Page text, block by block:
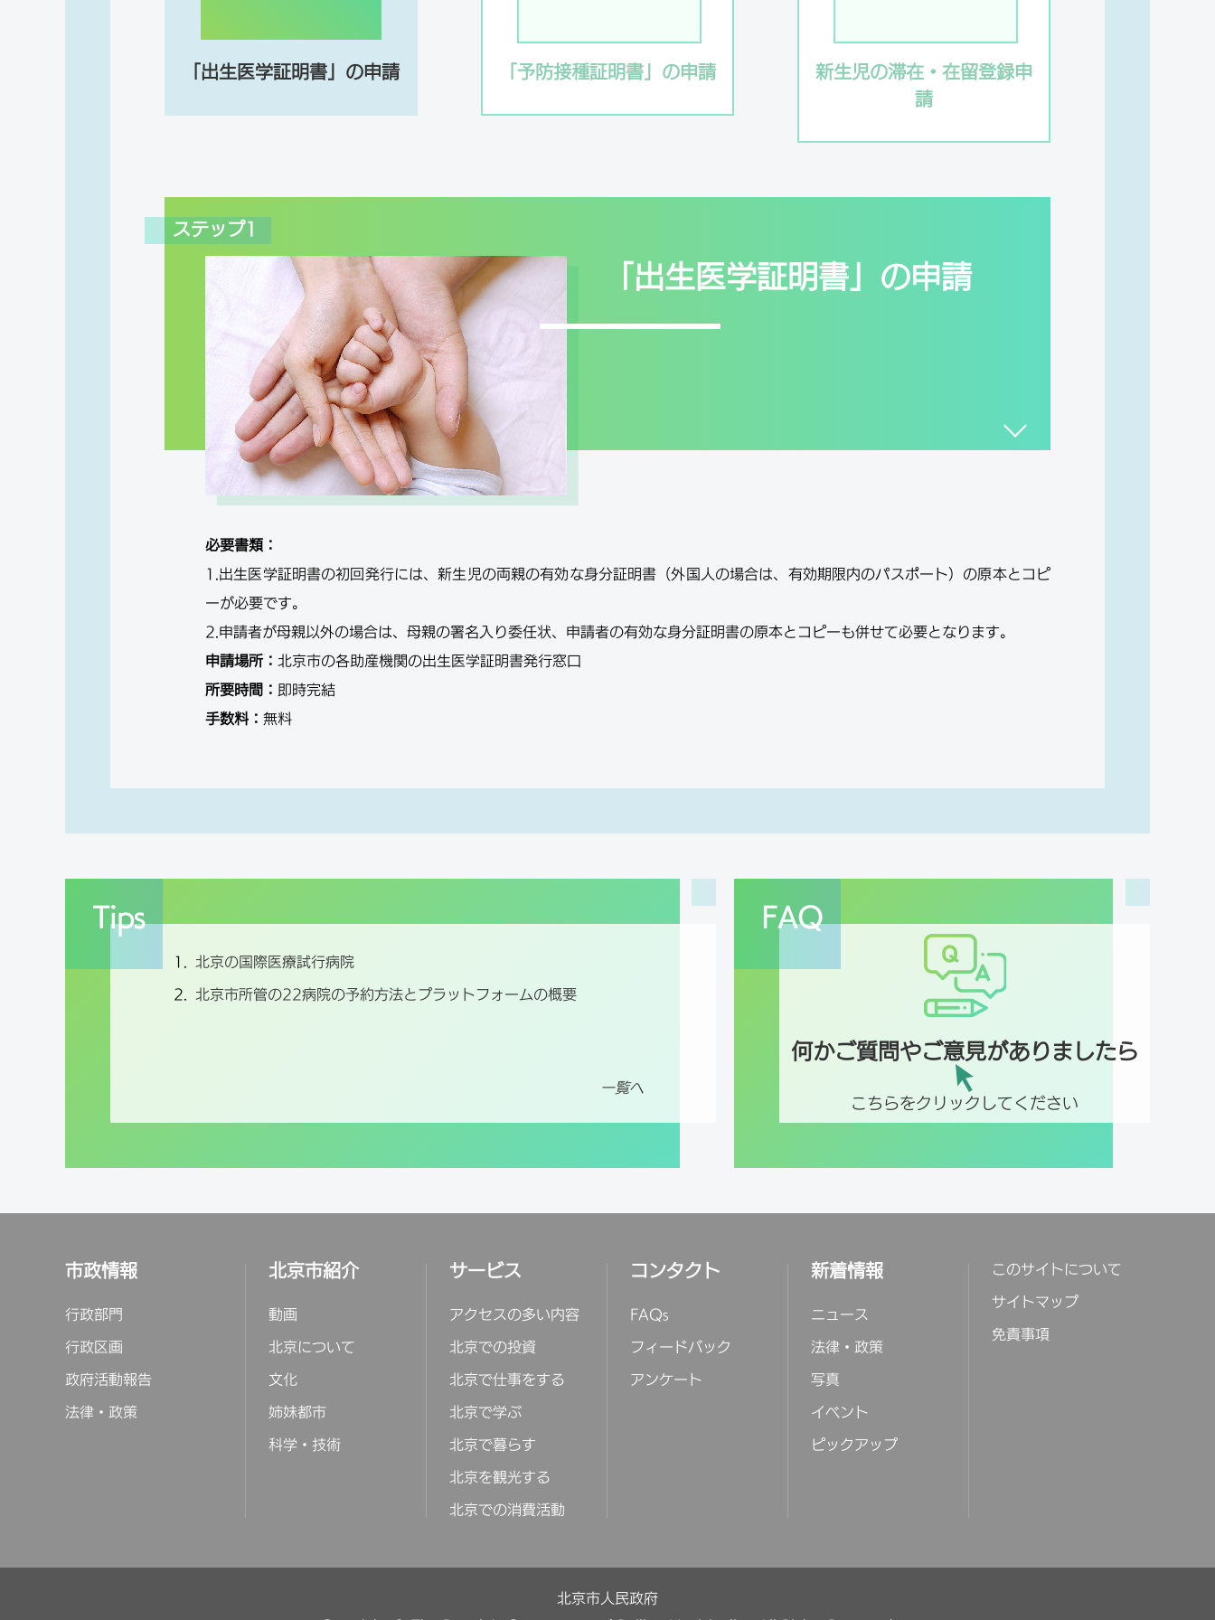
「出生医学証明書」の申請 「予防接種証明書」の申請
新生児の滞在・在留登録申
請
ステップ1
「出生医学証明書」の申請
必要書類：
1.出生医学証明書の初回発行には、新生児の両親の有効な身分証明書（外国人の場合は、有効期限内のパスポート）の原本とコピ
ーが必要です。
2.申請者が母親以外の場合は、母親の署名入り委任状、申請者の有効な身分証明書の原本とコピーも併せて必要となります。
申請場所： 北京市の各助産機関の出生医学証明書発行窓口
所要時間： 即時完結
手数料： 無料
Tips
1. 北京の国際医療試行病院
2. 北京市所管の22病院の予約方法とプラットフォームの概要
一覧へ
FAQ
何かご質問やご意見がありましたら
こちらをクリックしてください
市政情報
行政部門
行政区画
政府活動報告
法律・政策
北京市紹介
動画
北京について
文化
姉妹都市
科学・技術
サービス
アクセスの多い内容
北京での投資
北京で仕事をする
北京で学ぶ
北京で暮らす
北京を観光する
北京での消費活動
コンタクト
FAQs
フィードバック
アンケート
新着情報
ニュース
法律・政策
写真
イベント
ピックアップ
このサイトについて
サイトマップ
免責事項
北京市人民政府